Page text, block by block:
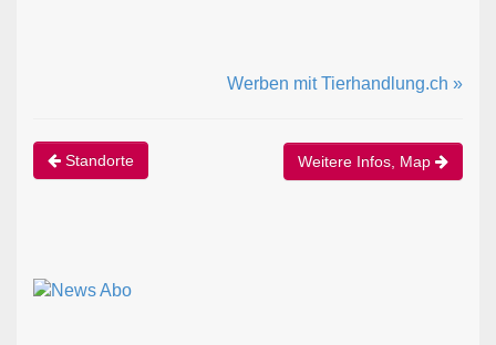
Werben mit Tierhandlung.ch »
Standorte Weitere Infos, Map